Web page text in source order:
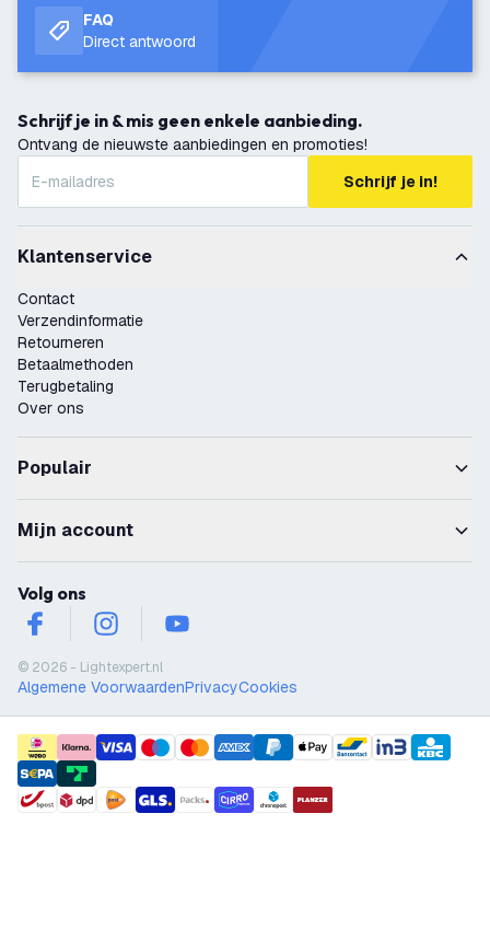
FAQ
Direct antwoord
Schrijf je in & mis geen enkele aanbieding.
Ontvang de nieuwste aanbiedingen en promoties!
Schrijf je in!
Klantenservice
Contact
Verzendinformatie
Retourneren
Betaalmethoden
Terugbetaling
Over ons
Populair
Mijn account
Volg ons
facebookinstagramyoutube
© 2026 - Lightexpert.nl
Algemene VoorwaardenPrivacyCookies
payment methods
shipment methods